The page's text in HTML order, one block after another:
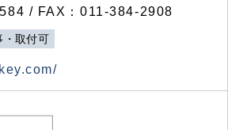
/ FAX：011-384-2908
・取付可